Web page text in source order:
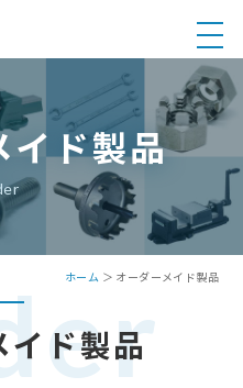
イド製品
ホーム ＞ オーダーメイド製品
イド製品